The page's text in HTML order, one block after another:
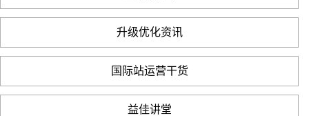
升级优化资讯
国际站运营干货
益佳讲堂